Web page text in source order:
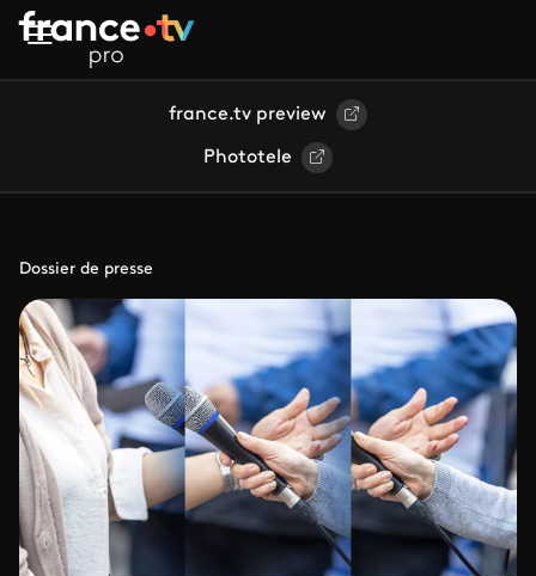
Aller au contenu principal
france.tv preview
Phototele
Dossier de presse